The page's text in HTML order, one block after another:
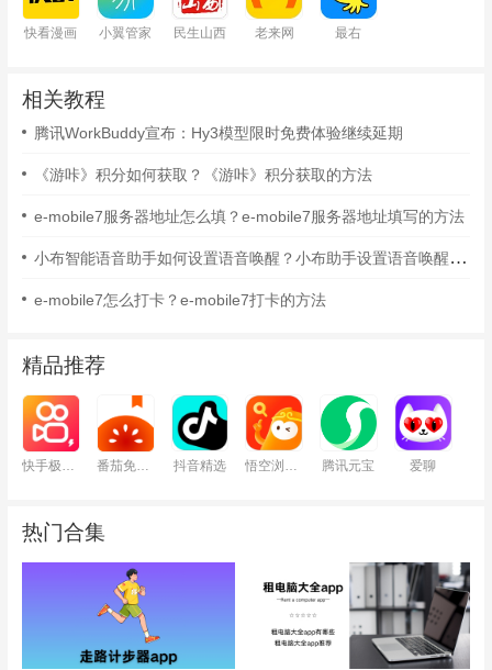
快看漫画 小翼管家 民生山西 老来网 最右
相关教程
腾讯WorkBuddy宣布：Hy3模型限时免费体验继续延期
《游咔》积分如何获取？《游咔》积分获取的方法
e-mobile7服务器地址怎么填？e-mobile7服务器地址填写的方法
小布智能语音助手如何设置语音唤醒？小布助手设置语音唤醒的方法
e-mobile7怎么打卡？e-mobile7打卡的方法
精品推荐
快手极速版 番茄免费小说 抖音精选 悟空浏览器 腾讯元宝 爱聊
热门合集